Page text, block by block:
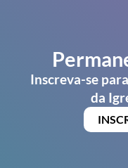
Inscreva-se
da